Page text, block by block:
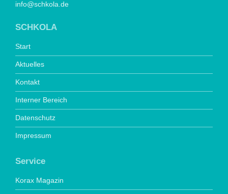
info@schkola.de
SCHKOLA
Start
Aktuelles
Kontakt
Interner Bereich
Datenschutz
Impressum
Service
Korax Magazin